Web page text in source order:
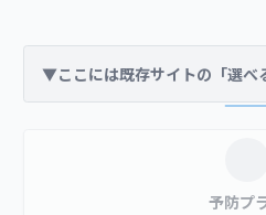
▼ここには既存サイトの「選べ
予防プ